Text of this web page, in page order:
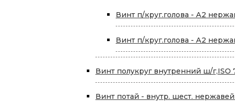
Винт п/круг.голова - А2
Винт п/круг.голова - А2
Винт полукруг внутренний ш/г,ISO
Винт потай - внутр. шест.